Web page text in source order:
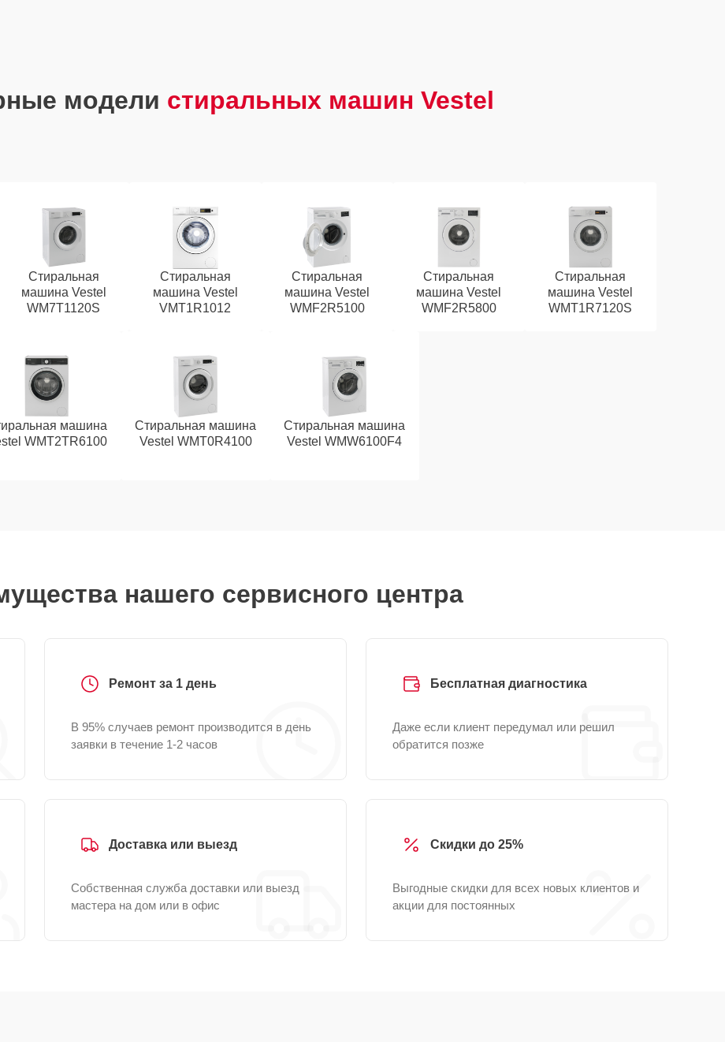
модели стиральных машин Vestel
Стиральная
машина Vestel
WM7T1120S
Стиральная
машина Vestel
VMT1R1012
Стиральная
машина Vestel
WMF2R5100
Стиральная
машина Vestel
WMF2R5800
Стиральная
машина Vestel
WMT1R7120S
машина
WMT2TR6100
Стиральная машина
Vestel WMT0R4100
Стиральная машина
Vestel WMW6100F4
нашего сервисного центра
Ремонт за 1 день
В 95% случаев ремонт производится в день
заявки в течение 1-2 часов
Бесплатная диагностика
Даже если клиент передумал или решил
обратится позже
Доставка или выезд
Собственная служба доставки или выезд
мастера на дом или в офис
Скидки до 25%
Выгодные скидки для всех новых клиентов и
акции для постоянных